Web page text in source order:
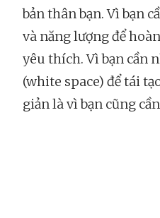
bản thân bạn. Vì bạn
và năng lượng để
yêu thích. Vì bạn cần
(white space) để tái
giản là vì bạn cũng